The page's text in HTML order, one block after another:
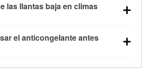
ayuda a disolver la sal y la nieve
para mejorar la visibilidad.
las llantas baja en climas
por cada 10 °F que baja la
obtener más información sobre
el anticongelante antes